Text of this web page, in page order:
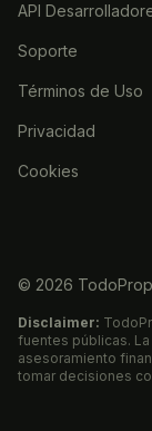
API
Soporte
Términos de Uso
Privacidad
Cookies
© 2026
Disclaimer:
fuentes públicas.
asesoramiento
tomar decisiones